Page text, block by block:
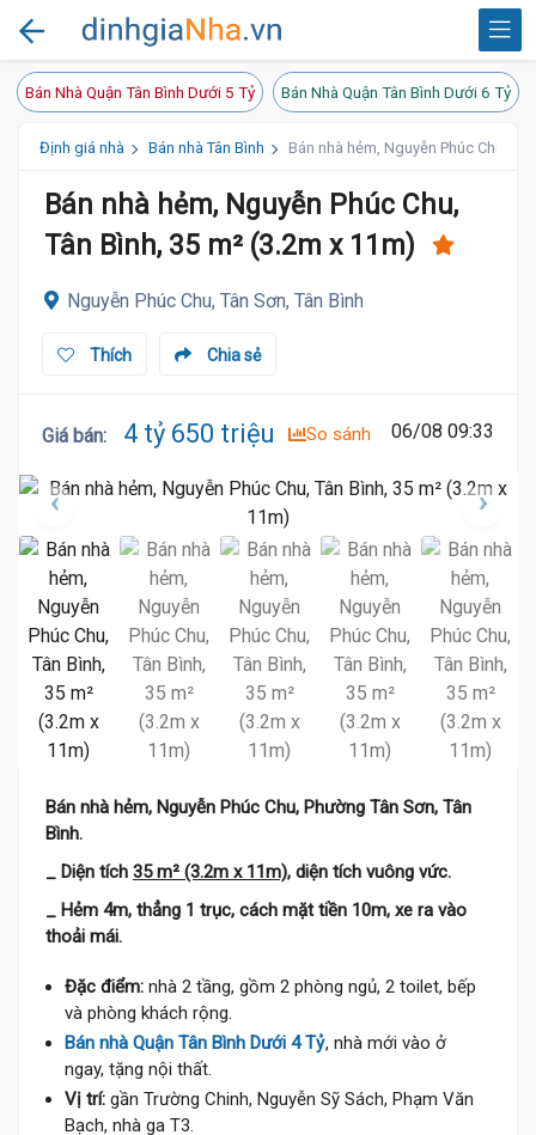
Bán Nhà Quận Tân Bình Dưới 5 Tỷ Bán Nhà Quận Tân Bình Dưới 6 Tỷ
Định giá nhà Bán nhà Tân Bình Bán nhà hẻm, Nguyễn Phúc Chu,
Bán nhà hẻm, Nguyễn Phúc Chu,
Tân Bình, 35 m² (3.2m x 11m)
Nguyễn Phúc Chu, Tân Sơn, Tân Bình
Chia sẻ
Thích
Giá bán: 4 tỷ 650 triệu So sánh 06/08 09:33
Bán nhà hẻm, Nguyễn Phúc Chu, Phường Tân Sơn, Tân
Bình.
_ Diện tích 35 m² (3.2m x 11m), diện tích vuông vức.
_ Hẻm 4m, thẳng 1 trục, cách mặt tiền 10m, xe ra vào
thoải mái.
Đặc điểm: nhà 2 tầng, gồm 2 phòng ngủ, 2 toilet, bếp
và phòng khách rộng.
Bán nhà Quận Tân Bình Dưới 4 Tỷ, nhà mới vào ở
ngay, tặng nội thất.
Vị trí: gần Trường Chinh, Nguyễn Sỹ Sách, Phạm Văn
Bạch, nhà ga T3.